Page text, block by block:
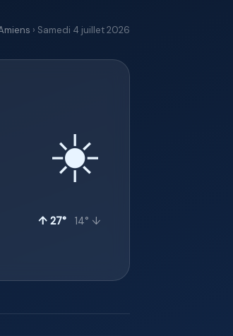
› Samedi 4 juillet 2026
☀️
↑ 27° 14° ↓